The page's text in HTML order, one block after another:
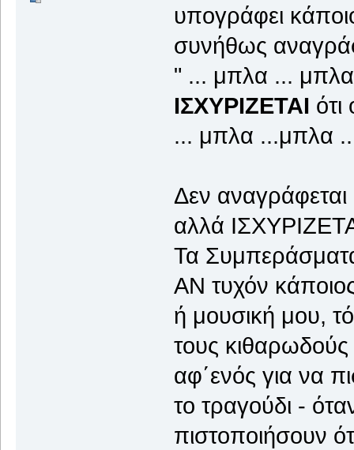
υπογράφει
συνήθως
" ... μπλα ... μπλα
ΙΣΧΥΡΙΖΕΤΑΙ ότι
... μπλα ...μπλα
Δεν αναγράφεται
αλλά
Τα
ΑΝ τυχόν
ή μουσική μου,
τους
αφ΄ενός για να
το τραγούδι -
πιστοποιήσουν